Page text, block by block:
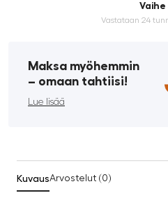
Vaihe
Vastataan 24
Maksa myöhemmin
­– omaan tahtiisi!
Lue lisää
KuvausArvostelut (0)